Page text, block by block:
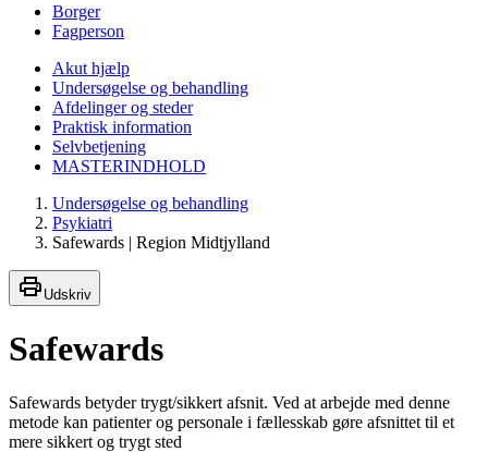
Borger
Fagperson
Akut hjælp
Undersøgelse og behandling
Afdelinger og steder
Praktisk information
Selvbetjening
MASTERINDHOLD
Undersøgelse og behandling
Psykiatri
Safewards | Region Midtjylland
Udskriv
Safewards
Safewards betyder trygt/sikkert afsnit. Ved at arbejde med denne
metode kan patienter og personale i fællesskab gøre afsnittet til et
mere sikkert og trygt sted